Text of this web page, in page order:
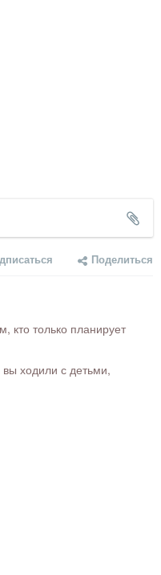
Поделиться
кто только планирует
ходили с детьми,